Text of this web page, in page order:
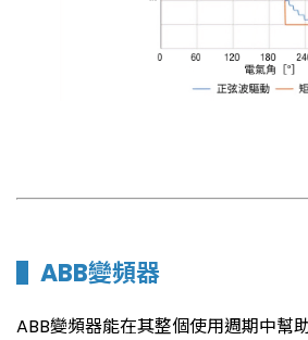
ABB變頻器
ABB變頻器能在其整個使用週期中幫